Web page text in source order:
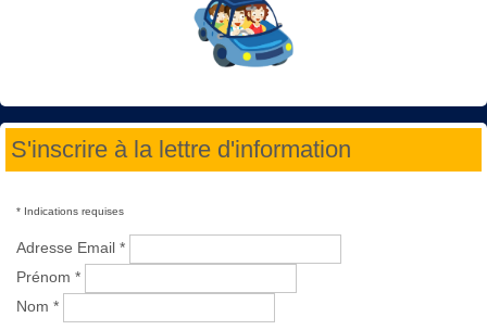
S'inscrire à la lettre d'information
* Indications requises
Adresse Email *
Prénom *
Nom *